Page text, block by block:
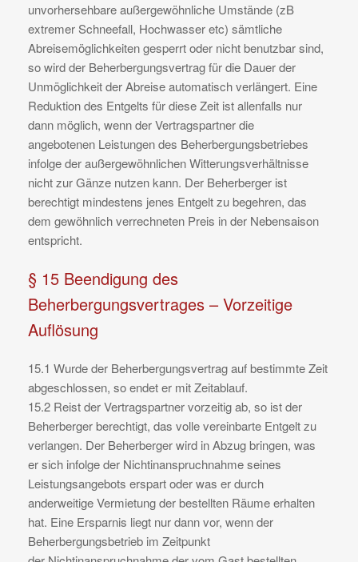
unvorhersehbare außergewöhnliche Umstände (zB
extremer Schneefall, Hochwasser etc) sämtliche
Abreisemöglichkeiten gesperrt oder nicht benutzbar sind,
so wird der Beherbergungsvertrag für die Dauer der
Unmöglichkeit der Abreise automatisch verlängert. Eine
Reduktion des Entgelts für diese Zeit ist allenfalls nur
dann möglich, wenn der Vertragspartner die
angebotenen Leistungen des Beherbergungsbetriebes
infolge der außergewöhnlichen Witterungsverhältnisse
nicht zur Gänze nutzen kann. Der Beherberger ist
berechtigt mindestens jenes Entgelt zu begehren, das
dem gewöhnlich verrechneten Preis in der Nebensaison
entspricht.
§ 15 Beendigung des
Beherbergungsvertrages – Vorzeitige
Auflösung
15.1 Wurde der Beherbergungsvertrag auf bestimmte Zeit
abgeschlossen, so endet er mit Zeitablauf.
15.2 Reist der Vertragspartner vorzeitig ab, so ist der
Beherberger berechtigt, das volle vereinbarte Entgelt zu
verlangen. Der Beherberger wird in Abzug bringen, was
er sich infolge der Nichtinanspruchnahme seines
Leistungsangebots erspart oder was er durch
anderweitige Vermietung der bestellten Räume erhalten
hat. Eine Ersparnis liegt nur dann vor, wenn der
Beherbergungsbetrieb im Zeitpunkt